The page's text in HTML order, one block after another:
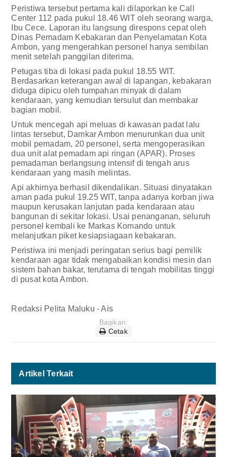
Peristiwa tersebut pertama kali dilaporkan ke Call
Center 112 pada pukul 18.46 WIT oleh seorang warga,
Ibu Cece. Laporan itu langsung direspons cepat oleh
Dinas Pemadam Kebakaran dan Penyelamatan Kota
Ambon, yang mengerahkan personel hanya sembilan
menit setelah panggilan diterima.
Petugas tiba di lokasi pada pukul 18.55 WIT.
Berdasarkan keterangan awal di lapangan, kebakaran
diduga dipicu oleh tumpahan minyak di dalam
kendaraan, yang kemudian tersulut dan membakar
bagian mobil.
Untuk mencegah api meluas di kawasan padat lalu
lintas tersebut, Damkar Ambon menurunkan dua unit
mobil pemadam, 20 personel, serta mengoperasikan
dua unit alat pemadam api ringan (APAR). Proses
pemadaman berlangsung intensif di tengah arus
kendaraan yang masih melintas.
Api akhirnya berhasil dikendalikan. Situasi dinyatakan
aman pada pukul 19.25 WIT, tanpa adanya korban jiwa
maupun kerusakan lanjutan pada kendaraan atau
bangunan di sekitar lokasi. Usai penanganan, seluruh
personel kembali ke Markas Komando untuk
melanjutkan piket kesiapsiagaan kebakaran.
Peristiwa ini menjadi peringatan serius bagi pemilik
kendaraan agar tidak mengabaikan kondisi mesin dan
sistem bahan bakar, terutama di tengah mobilitas tinggi
di pusat kota Ambon.
Redaksi Pelita Maluku - Ais
Bagikan:
Cetak
Artikel Terkait